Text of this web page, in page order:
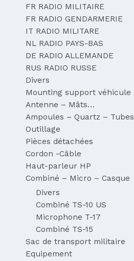
FR RADIO MILITAIRE
FR RADIO GENDARMERIE
IT RADIO MILITARE
NL RADIO PAYS-BAS
DE RADIO ALLEMANDE
RUS RADIO RUSSE
Divers
Mounting support véhicule
Antenne – Mâts…
Ampoules – Quartz – Tubes
Outillage
Pièces détachées
Cordon -Câble
Haut-parleur HP
Combiné – Micro – Casque
Divers
Combiné TS-10 US
Microphone T-17
Combiné TS-15
Sac de transport militaire
Equipement